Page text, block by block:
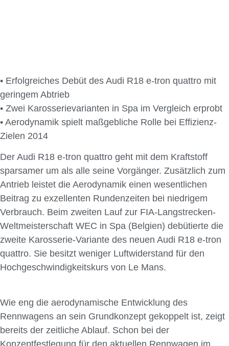
• Erfolgreiches Debüt des Audi R18 e-tron quattro mit
geringem Abtrieb
• Zwei Karosserievarianten in Spa im Vergleich erprobt
• Aerodynamik spielt maßgebliche Rolle bei Effizienz-
Zielen 2014
Der Audi R18 e-tron quattro geht mit dem Kraftstoff
sparsamer um als alle seine Vorgänger. Zusätzlich zum
Antrieb leistet die Aerodynamik einen wesentlichen
Beitrag zu exzellenten Rundenzeiten bei niedrigem
Verbrauch. Beim zweiten Lauf zur FIA-Langstrecken-
Weltmeisterschaft WEC in Spa (Belgien) debütierte die
zweite Karosserie-Variante des neuen Audi R18 e-tron
quattro. Sie besitzt weniger Luftwiderstand für den
Hochgeschwindigkeitskurs von Le Mans.
Wie eng die aerodynamische Entwicklung des
Rennwagens an sein Grundkonzept gekoppelt ist, zeigt
bereits der zeitliche Ablauf. Schon bei der
Konzeptfestlegung für den aktuellen Rennwagen im